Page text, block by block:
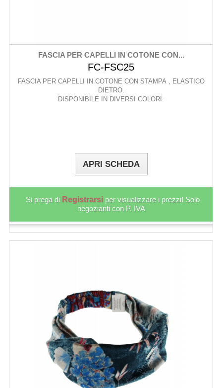
FASCIA PER CAPELLI IN COTONE CON...
FC-FSC25
FASCIA PER CAPELLI IN COTONE CON STAMPA , ELASTICO
DIETRO.
DISPONIBILE IN DIVERSI COLORI.
APRI SCHEDA
Si prega di Registrarsi per visualizzare i prezzi! Solo
negozianti con P. IVA